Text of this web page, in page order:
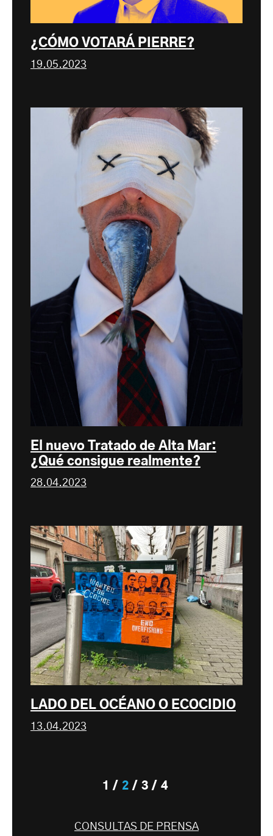
¿CÓMO VOTARÁ PIERRE?
19.05.2023
El nuevo Tratado de Alta Mar:
¿Qué consigue realmente?
28.04.2023
LADO DEL OCÉANO O ECOCIDIO
13.04.2023
1 2 3 4
CONSULTAS DE PRENSA